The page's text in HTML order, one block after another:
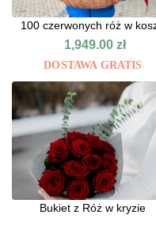
100 czerwonych róż w
1,949.00zł
DOSTAWA GRATIS
Bukiet z Róż w kryzie